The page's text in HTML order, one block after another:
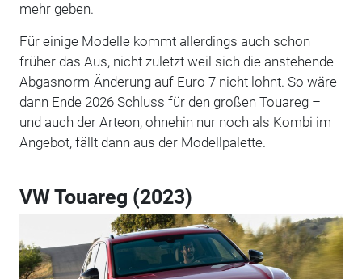
mehr geben.
Für einige Modelle kommt allerdings auch schon
früher das Aus, nicht zuletzt weil sich die anstehende
Abgasnorm-Änderung auf Euro 7 nicht lohnt. So wäre
dann Ende 2026 Schluss für den großen Touareg –
und auch der Arteon, ohnehin nur noch als Kombi im
Angebot, fällt dann aus der Modellpalette.
VW Touareg (2023)